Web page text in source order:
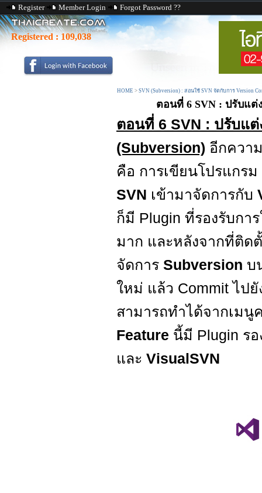
Register Member Login Forgot Password ??
Registered : 109,038
HOME > SVN (Subversion) : สอนใช้ SVN จัดกับการ Version
ตอนที่ 6 SVN : ปรับแต่
ตอนที่ 6 SVN : ปรับแ
(Subversion) อีกควา
คือ การเขียนโปรแกรม
SVN เข้ามาจัดการกับ
ก็มี Plugin ที่รองรับกา
มาก และหลังจากที่ติด
จัดการ Subversion บ
ใหม่ แล้ว Commit ไป
สามารถทำได้จากเมนู
Feature นี้มี Plugin ร
และ VisualSVN